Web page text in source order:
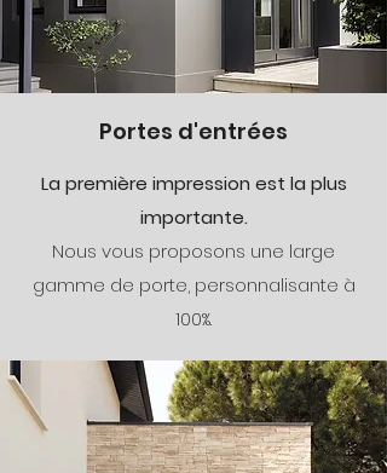
Portes d'entrées
La première impression est la plus
importante.
Nous vous proposons une large
gamme de porte, personnalisante à
100%.